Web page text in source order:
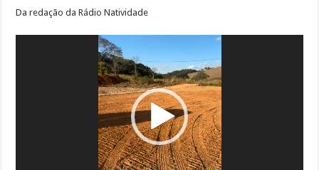
Da redação da Rádio Natividade